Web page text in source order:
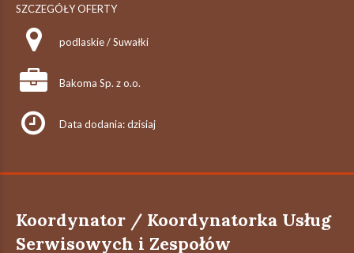
SZCZEGÓŁY OFERTY
podlaskie / Suwałki
Bakoma Sp. z o.o.
Data dodania: dzisiaj
Koordynator / Koordynatorka Usług
Serwisowych i Zespołów